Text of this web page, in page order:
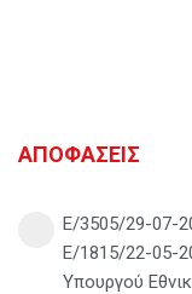
ΑΠΟΦΑΣΕΙΣ
Ε/3505/29-07-
Ε/1815/22-05-
Υπουργού